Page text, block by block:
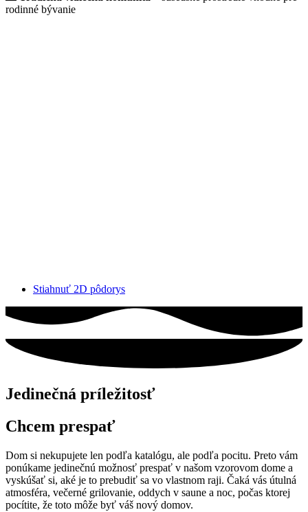
rodinné bývanie
Stiahnuť 2D pôdorys
Jedinečná príležitosť
Chcem prespať
Dom si nekupujete len podľa katalógu, ale podľa pocitu. Preto vám
ponúkame jedinečnú možnosť prespať v našom vzorovom dome a
vyskúšať si, aké je to prebudiť sa vo vlastnom raji. Čaká vás útulná
atmosféra, večerné grilovanie, oddych v saune a noc, počas ktorej
pocítite, že toto môže byť váš nový domov.